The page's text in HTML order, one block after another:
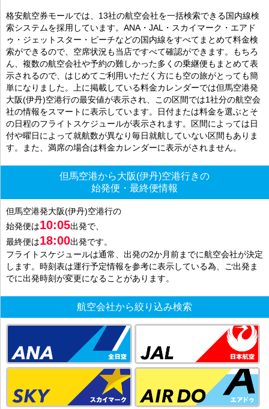
格安航空券モールでは、13社の航空会社を一括検索できる国内線検
索システムを採用しています。ANA・JAL・スカイマーク・エアド
ゥ・ジェットスター・ピーチなどの国内線をすべてまとめて料金検
索ができるので、空席状況も当店ですべて確認ができます。もちろ
ん、複数の航空会社や予約の難しかった多くの乗継便もまとめて表
示されるので、はじめてご利用いただく方にも空の旅がとっても簡
単になりました。上に掲載している料金カレンダーでは但馬空港発
大阪(伊丹)空港行の最安値が表示され、この区間では1社分の航空会
社の情報をスマートに表示しています。日付または料金を選ぶとそ
の日程のフライトスケジュールが表示されます。区間によっては日
付や曜日によって就航数が異なり毎日就航していない区間もありま
す。また、満席の場合は料金カレンダーに表示がされません。
但馬空港から大阪(伊丹)空港行きの
始発便・最終便情報
但馬空港発大阪(伊丹)空港行の
始発便は10:05出発で、
最終便は18:00出発です。
フライトスケジュールは通常、出発の2か月前までに航空会社が決定
します。時刻表は運行予定情報を参考に表示している為、ご出発ま
でに出発時刻が変更になることがあります。
航空会社から絞り込み検索